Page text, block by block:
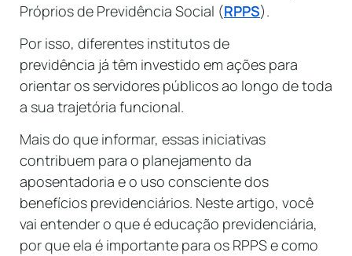
Próprios de Previdência Social (RPPS).
Por isso, diferentes institutos de
previdência já têm investido em ações para
orientar os servidores públicos ao longo de toda
a sua trajetória funcional.
Mais do que informar, essas iniciativas
contribuem para o planejamento da
aposentadoria e o uso consciente dos
benefícios previdenciários. Neste artigo, você
vai entender o que é educação previdenciária,
por que ela é importante para os RPPS e como